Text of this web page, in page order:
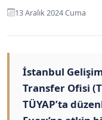
13 Aralık 2024 Cuma
İstanbul
Transfer Ofisi
TÜYAP’ta